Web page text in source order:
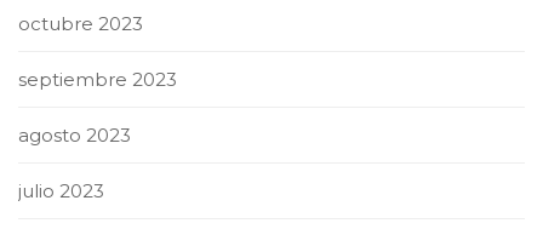
octubre 2023
septiembre 2023
agosto 2023
julio 2023